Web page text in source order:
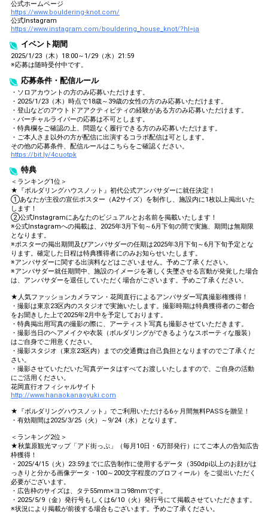
公式ホームページ
https://www.bouldering-knot.com/
公式Instagram
https://www.instagram.com/bouldering_house_knot/?hl=ja
イベント期間
2025/1/23（木）18:00～1/29（水）21:59
※応募は随時受付中です。
応募条件・配信ルール
・ソロアカウントの方のみ応募いただけます。
・2025/1/23（木）時点で18歳～39歳の女性の方のみ応募いただけます。
・登山などのアウトドアアクティビティの経験がある方のみ応募いただけます。
・バーチャルライバーの応募は不可とします。
・特典欄をご確認の上、問題なく履行できる方のみ応募いただけます。
・ご本人さま以外の方が配信に出演するコラボ配信は可とします。
その他の応募条件、配信ルールはこちらをご確認ください。
https://bit.ly/4cuotpk
特典
＜ランキング1位＞
★『ボルダリングハウスノット』初代公式アンバサダーに就任決定！
①あなたが主役の宣伝ポスター（A2サイズ）を制作し、施設内に1枚以上掲出いた
します！
②公式Instagramにあなたのビジュアルとお名前を掲載いたします！
※公式Instagramへの掲載は、2025年3月下旬～6月下旬の間で実施、期間は無期限
となります。
※ポスターの掲出期間及びアンバサダーの任期は2025年3月下旬～6月下旬予定とな
ります。確定した日程は特典獲得者にのみお知らせいたします。
※アンバサダーに関する出演料などはございません。予めご了承ください。
※アンバサダー就任期間中、施設のイメージを著しく失墜させる言動が発覚した場合
は、アンバサダーを退任していただく場合がございます。予めご了承ください。
★人気ファッションカメラマン・花岡直行によるアンバサダー写真撮影権獲得！
・撮影は東京23区内のスタジオで実施いたします。撮影時期は特典獲得者のご都合
をお聞きした上で2025年2月中を予定しております。
・特典掲出用写真の撮影の際に、アーティスト写真も撮影させていただきます。
・撮影当日のヘアメイクや衣装（ボルダリングができるようなスポーティな服装）
はご自身でご用意ください。
・撮影スタジオ（東京23区内）までの交通費は自己負担となりますのでご了承くだ
さい。
・撮影させていただいた写真データはすべてお渡しいたしますので、ご自身の活動
にご活用ください。
花岡直行オフィシャルサイト
http://www.hanaokanaoyuki.com
★『ボルダリングハウスノット』でご利用いただける6ヶ月間無料PASSを贈呈！
・有効期間は2025/3/25（火）～9/24（水）となります。
＜ランキング2位＞
★秋葉原観光マップ「アド街っぷ」（毎月10日・6万部発行）にてご本人の告知広告
枠獲得！
・2025/4/15（火）23:59までに広告制作に使用するデータ（350dpi以上のお顔がは
っきりと分かる画像データ・100～200文字程度のプロフィール）をご提出いただく
必要がございます。
・広告枠のサイズは、タテ55mm×ヨコ98mmです。
・2025/5/9（金）発行号もしくは6/10（火）発行号にて掲載させていただきます。
※状況により掲載が前後する場合もございます。予めご了承ください。